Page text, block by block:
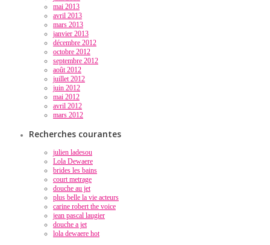
mai 2013
avril 2013
mars 2013
janvier 2013
décembre 2012
octobre 2012
septembre 2012
août 2012
juillet 2012
juin 2012
mai 2012
avril 2012
mars 2012
Recherches courantes
julien ladesou
Lola Dewaere
brides les bains
court metrage
douche au jet
plus belle la vie acteurs
carine robert the voice
jean pascal laugier
douche a jet
lola dewaere hot